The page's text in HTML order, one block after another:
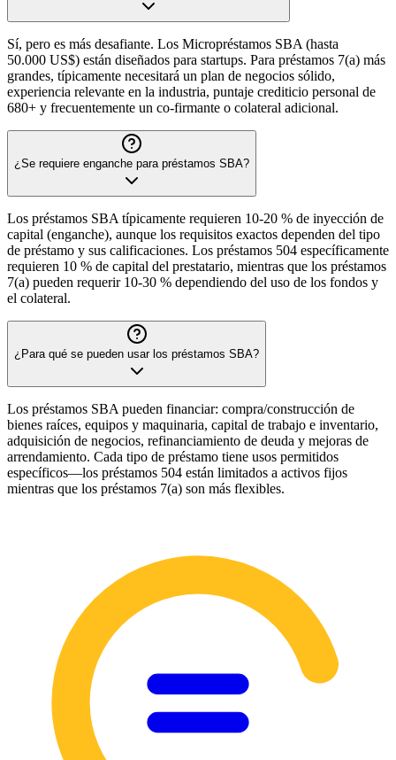
Sí, pero es más desafiante. Los Micropréstamos SBA (hasta
50.000 US$) están diseñados para startups. Para préstamos 7(a) más
grandes, típicamente necesitará un plan de negocios sólido,
experiencia relevante en la industria, puntaje crediticio personal de
680+ y frecuentemente un co-firmante o colateral adicional.
¿Se requiere enganche para préstamos SBA?
Los préstamos SBA típicamente requieren 10-20 % de inyección de
capital (enganche), aunque los requisitos exactos dependen del tipo
de préstamo y sus calificaciones. Los préstamos 504 específicamente
requieren 10 % de capital del prestatario, mientras que los préstamos
7(a) pueden requerir 10-30 % dependiendo del uso de los fondos y
el colateral.
¿Para qué se pueden usar los préstamos SBA?
Los préstamos SBA pueden financiar: compra/construcción de
bienes raíces, equipos y maquinaria, capital de trabajo e inventario,
adquisición de negocios, refinanciamiento de deuda y mejoras de
arrendamiento. Cada tipo de préstamo tiene usos permitidos
específicos—los préstamos 504 están limitados a activos fijos
mientras que los préstamos 7(a) son más flexibles.